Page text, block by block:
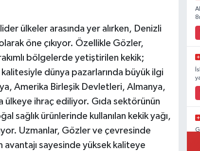
ülkeler arasında yer alırken, Denizli
öne çıkıyor. Özellikle Gözler,
bölgelerde yetiştirilen kekik;
dünya pazarlarında büyük ilgi
Amerika Birleşik Devletleri, Almanya,
ülkeye ihraç ediliyor. Gıda sektörünün
sağlık ürünlerinde kullanılan kekik yağı,
Uzmanlar, Gözler ve çevresinde
avantajı sayesinde yüksek kaliteye